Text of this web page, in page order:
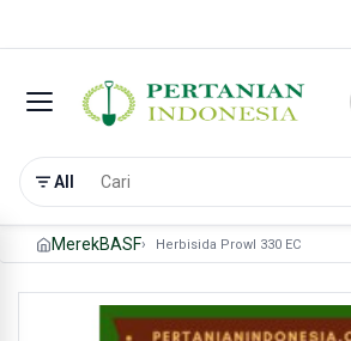
All
MerekBASF Herbisida Prowl 330 EC